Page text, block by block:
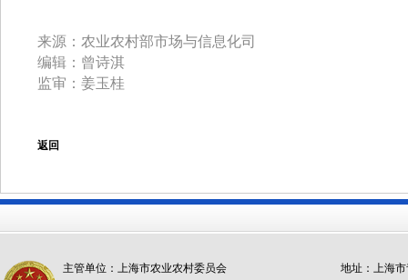
来源： 农业农村部市场与信息化司
编辑： 曾诗淇
监审： 姜玉桂
返回
主管单位：上海市农业农村委员会
地址：上海